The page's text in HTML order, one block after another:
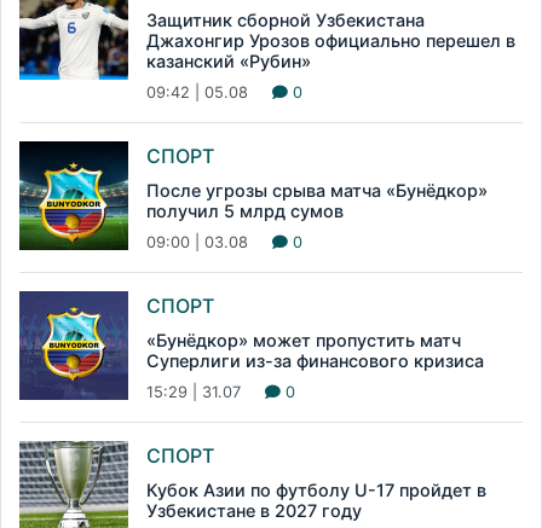
Защитник сборной Узбекистана
Джахонгир Урозов официально перешел в
казанский «Рубин»
09:42 | 05.08 0
СПОРТ
После угрозы срыва матча «Бунёдкор»
получил 5 млрд сумов
09:00 | 03.08 0
СПОРТ
«Бунёдкор» может пропустить матч
Суперлиги из-за финансового кризиса
15:29 | 31.07 0
СПОРТ
Кубок Азии по футболу U-17 пройдет в
Узбекистане в 2027 году